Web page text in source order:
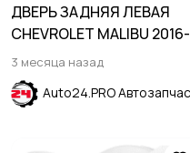
ДВЕРЬ ЗАДНЯЯ ЛЕВАЯ
CHEVROLET MALIBU 2016-
2024
3 месяца назад